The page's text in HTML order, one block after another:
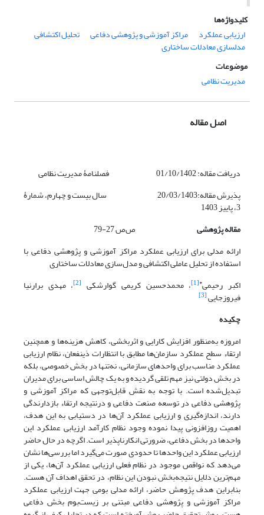
کلیدواژه‌ها
ارزیابی عملکرد
مراکز آموزشی و پژوهشی دفاعی تحلیل اکتشافی
مدلسازی معادلات ساختاری
موضوعات
مدیریت نظامی
اصل مقاله
دریافت مقاله: 01/10/1402 فصلنامۀ مدیریت نظامی
پذیرش مقاله:20/03/1403 سال بیست و چهارم، شمارۀ
3، پاییز 1403
مقاله پژوهشی ص‌ص 27-79
ارائه مدلی برای ارزیابی عملکرد مراکز آموزشی و پژوهشی دفاعی با
استفاده از تحلیل عاملی اکتشافی و مدل‌سازی معادلات ساختاری
اکبر رحیمی*
[1] ، محمدحسین کریمی گوارشکی [2] ، مهدی برارنیا
فیروزجایی[3]
چکیده
امروزه به‌منظور ‌افزایش کارایی‌ و ‌اثربخشی، کاهش‌ هزینه‌ها و همچنین
ارتقاء سطح عملکرد سازمان‌ها مطابق با انتظارات ذینفعان، نظام ‌‌ارز‌یابی‌
عملکرد مناسب برای واحد‌های سازمانی، ‌نه‌تنها‌ در‌ بخش‌ خصوصی، ‌بلکه
‌در ‌بخش‌ دولتی ‌نیز ‌مهم ‌تلقی ‌گردیده‌ و ‌به ‌یک ‌چالش ‌اساسی‌ برای ‌مدیران
تبدیل‌شده‌ ‌است.‌ با ‌توجه‌ به‌ نقش ‌قابل‌توجهی که‌ مراکز آموزشی و
پژوهشی دفاعی در ‌توسعه‌ صنعت دفاعی و درنتیجه ارتقاء بازدارندگی
دارند، اندازه‌گیری ‌و‌ ارزیابی‌ عملکرد‌ آن‌ها در دستیابی به این هدف،
‌اهمیت‌ روزافزونی‌ پیدا‌ نموده وجود نظام کارآمد ارزیابی عملکرد این
واحدها در بخش دفاعی، ‌ضرورتی انکارناپذیر است. اگرچه در حال حاضر
ارزیابی عملکرد این واحدها تا حدودی صورت می‌گیرد اما بررسی‌ها نشان
می‌دهد که نواقص موجود در نظام فعلی ارزیابی عملکرد آن‌ها،‌ یکی از
مهم‌ترین دلایل نتیجه‌بخش نبودن این نظام، در تحقق اهداف آن هست.
بنابراین هدف پژوهش حاضر، ارائه مدلی بومی جهت ارزیابی عملکرد
مراکز آموزشی و پژوهشی دفاعی مبتنی بر زیست‌بوم بخش دفاعی